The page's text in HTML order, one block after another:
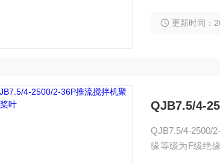
更新时间：
QJB7.5/4-
QJB7.5/4-2500/
缘等级为F级绝